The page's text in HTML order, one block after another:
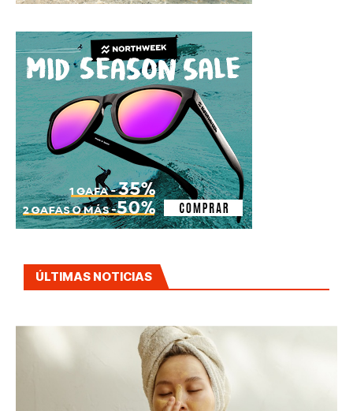
ÚLTIMAS NOTICIAS